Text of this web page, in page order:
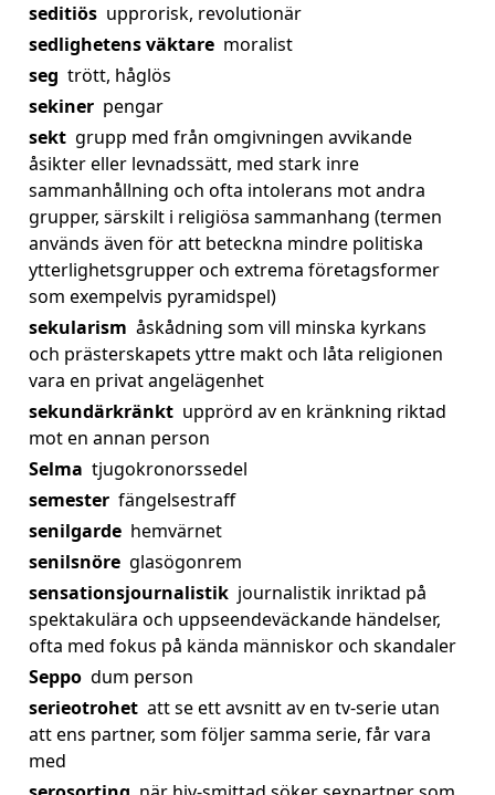
seditiös upprorisk, revolutionär
sedlighetens väktare moralist
seg trött, håglös
sekiner pengar
sekt grupp med från omgivningen avvikande
åsikter eller levnadssätt, med stark inre
sammanhållning och ofta intolerans mot andra
grupper, särskilt i religiösa sammanhang (termen
används även för att beteckna mindre politiska
ytterlighetsgrupper och extrema företagsformer
som exempelvis pyramidspel)
sekularism åskådning som vill minska kyrkans
och prästerskapets yttre makt och låta religionen
vara en privat angelägenhet
sekundärkränkt upprörd av en kränkning riktad
mot en annan person
Selma tjugokronorssedel
semester fängelsestraff
senilgarde hemvärnet
senilsnöre glasögonrem
sensationsjournalistik journalistik inriktad på
spektakulära och uppseendeväckande händelser,
ofta med fokus på kända människor och skandaler
Seppo dum person
serieotrohet att se ett avsnitt av en tv-serie utan
att ens partner, som följer samma serie, får vara
med